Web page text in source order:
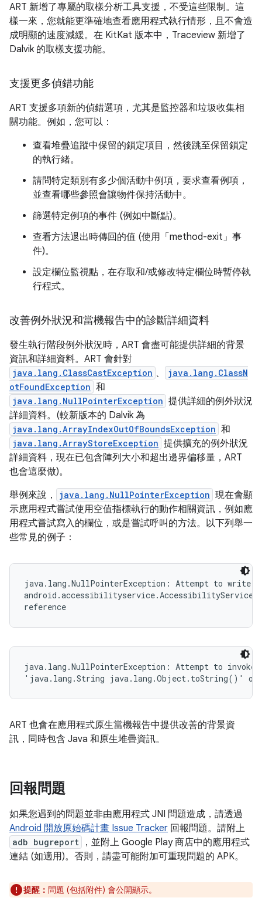
ART 新增了專屬的取樣分析工具支援，不受這些限制。這
樣一來，您就能更準確地查看應用程式執行情形，且不會造
成明顯的速度減緩。在 KitKat 版本中，Traceview 新增了
Dalvik 的取樣支援功能。
支援更多偵錯功能
ART 支援多項新的偵錯選項，尤其是監控器和垃圾收集相
關功能。例如，您可以：
查看堆疊追蹤中保留的鎖定項目，然後跳至保留鎖定
的執行緒。
請問特定類別有多少個活動中例項，要求查看例項，
並查看哪些參照會讓物件保持活動中。
篩選特定例項的事件 (例如中斷點)。
查看方法退出時傳回的值 (使用「method-exit」事
件)。
設定欄位監視點，在存取和/或修改特定欄位時暫停執
行程式。
改善例外狀況和當機報告中的診斷詳細資料
發生執行階段例外狀況時，ART 會盡可能提供詳細的背景
資訊和詳細資料。ART 會針對
java.lang.ClassCastException 、
java.lang.ClassN
otFoundException 和
java.lang.NullPointerException 提供詳細的例外狀況
詳細資料。(較新版本的 Dalvik 為
java.lang.ArrayIndexOutOfBoundsException 和
java.lang.ArrayStoreException 提供擴充的例外狀況
詳細資料，現在已包含陣列大小和超出邊界偏移量，ART
也會這麼做)。
舉例來說，
java.lang.NullPointerException 現在會顯
示應用程式嘗試使用空值指標執行的動作相關資訊，例如應
用程式嘗試寫入的欄位，或是嘗試呼叫的方法。以下列舉一
些常見的例子：
java.lang.NullPointerException: Attempt to
reference
java.lang.NullPointerException: Attempt to invoke
'java.lang.String java.lang.Object.toString()' on
ART 也會在應用程式原生當機報告中提供改善的背景資
訊，同時包含 Java 和原生堆疊資訊。
回報問題
如果您遇到的問題並非由應用程式 JNI 問題造成，請透過
Android 開放原始碼計畫 Issue Tracker 回報問題。請附上
adb bugreport
，並附上 Google Play 商店中的應用程式
連結 (如適用)。否則，請盡可能附加可重現問題的 APK。
提醒： 問題 (包括附件) 會公開顯示。